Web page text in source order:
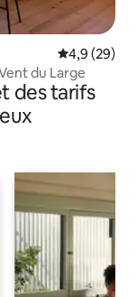
Évaluation
4,9 (29)
du Large
des tarifs